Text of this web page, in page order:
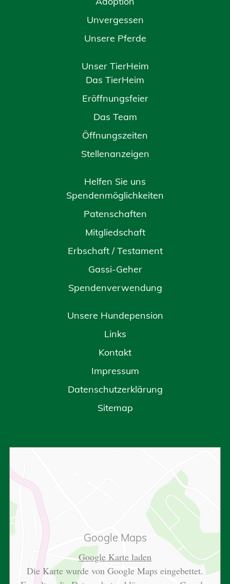
Unvergessen
Unsere Pferde
Unser TierHeim
Das TierHeim
Eröffnungsfeier
Das Team
Öffnungszeiten
Stellenanzeigen
Helfen Sie uns
Spendenmöglichkeiten
Patenschaften
Mitgliedschaft
Erbschaft / Testament
Gassi-Geher
Spendenverwendung
Unsere Hundepension
Links
Kontakt
Impressum
Datenschutzerklärung
Sitemap
Google Maps
Google Karte laden
Die Karte wurde von Google Maps eingebettet.